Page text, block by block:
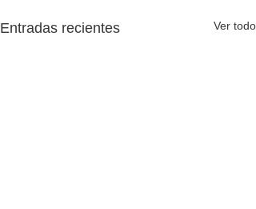
Entradas recientes Ver todo